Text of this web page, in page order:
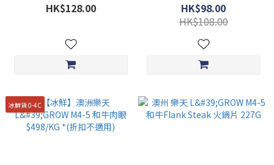
HK$128.00
HK$98.00
HK$108.00
冰鮮貨 0-4C